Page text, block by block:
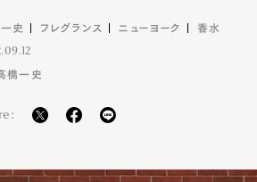
史 フレグランス ニューヨーク 香水
橋一史